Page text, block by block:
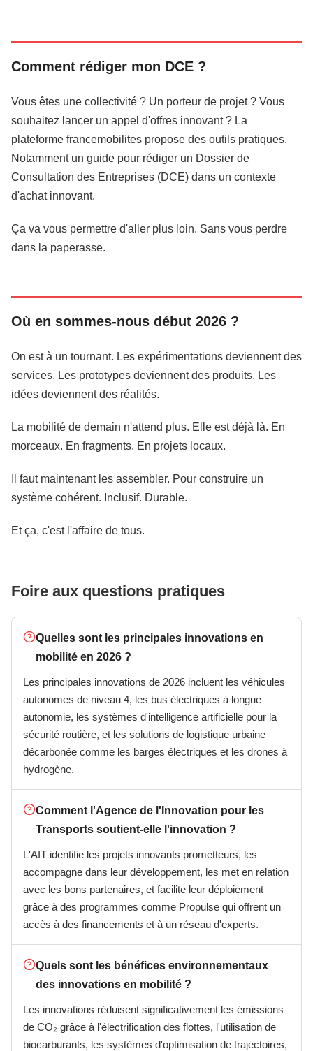
Comment rédiger mon DCE ?
Vous êtes une collectivité ? Un porteur de projet ? Vous
souhaitez lancer un appel d'offres innovant ? La
plateforme francemobilites propose des outils pratiques.
Notamment un guide pour rédiger un Dossier de
Consultation des Entreprises (DCE) dans un contexte
d'achat innovant.
Ça va vous permettre d'aller plus loin. Sans vous perdre
dans la paperasse.
Où en sommes-nous début 2026 ?
On est à un tournant. Les expérimentations deviennent des
services. Les prototypes deviennent des produits. Les
idées deviennent des réalités.
La mobilité de demain n'attend plus. Elle est déjà là. En
morceaux. En fragments. En projets locaux.
Il faut maintenant les assembler. Pour construire un
système cohérent. Inclusif. Durable.
Et ça, c'est l'affaire de tous.
Foire aux questions pratiques
Quelles sont les principales innovations en
mobilité en 2026 ?
Les principales innovations de 2026 incluent les véhicules
autonomes de niveau 4, les bus électriques à longue
autonomie, les systèmes d'intelligence artificielle pour la
sécurité routière, et les solutions de logistique urbaine
décarbonée comme les barges électriques et les drones à
hydrogène.
Comment l'Agence de l'Innovation pour les
Transports soutient-elle l'innovation ?
L'AIT identifie les projets innovants prometteurs, les
accompagne dans leur développement, les met en relation
avec les bons partenaires, et facilite leur déploiement
grâce à des programmes comme Propulse qui offrent un
accès à des financements et à un réseau d'experts.
Quels sont les bénéfices environnementaux
des innovations en mobilité ?
Les innovations réduisent significativement les émissions
de CO₂ grâce à l'électrification des flottes, l'utilisation de
biocarburants, les systèmes d'optimisation de trajectoires,